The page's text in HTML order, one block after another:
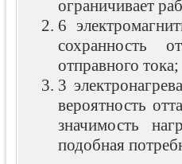
ограничивает
6
сохранность
отправного тока;
3
вероятность
значимость
подобная